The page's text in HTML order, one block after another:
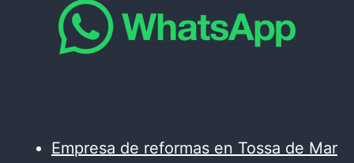
Empresa de reformas en Tossa de Mar